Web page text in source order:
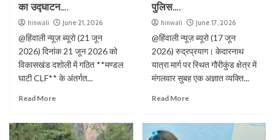
का उद्घाटन….
hinwali June 21, 2026
@हिंवाली न्यूज़ ब्यूरो (21 जून
2026) दिनांक 21 जून 2026 को
विकासखंड दशोली में गठित **मण्डल
घाटी CLF** के अंतर्गत...
Read More
पुलिस….
hinwali June 17, 2026
@हिंवाली न्यूज़ ब्यूरो (17 जून
2026) रुद्रप्रयाग। केदारनाथ
यात्रा मार्ग पर स्थित गौरीकुंड क्षेत्र में
मंगलवार सुबह एक अज्ञात व्यक्ति...
Read More